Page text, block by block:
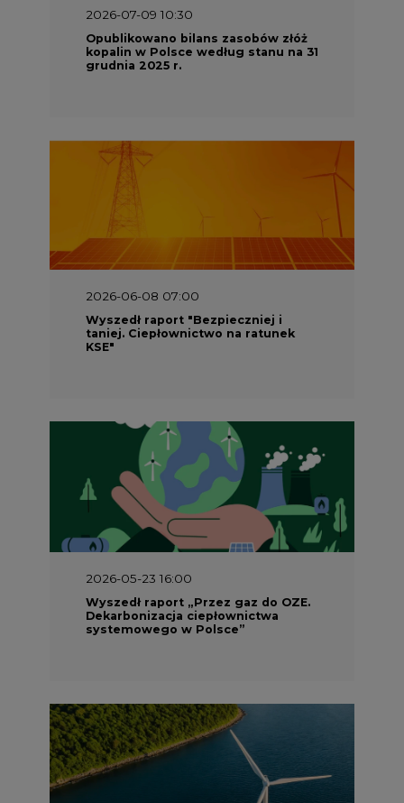
2026-06-08 07:00
taniej. Ciepłownictwo na ratunek
KSE"
2026-05-23 16:00
Wyszedł raport „Przez gaz do OZE.
Dekarbonizacja ciepłownictwa
systemowego w Polsce”